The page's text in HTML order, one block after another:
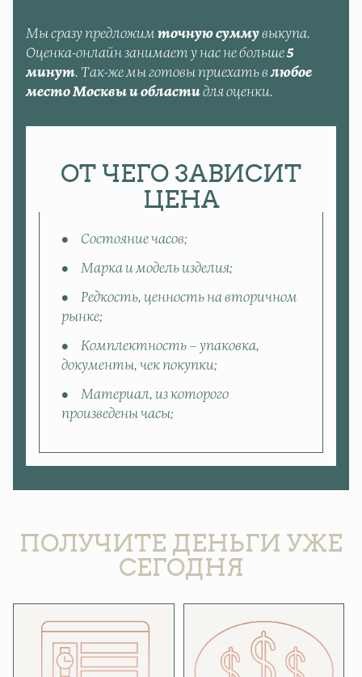
Мы сразу предложим точную суммувыкупа.
Оценка-онлайн занимает у нас не больше5
минут. Так-же мы готовы приехать влюбое
место Москвы и областидля оценки.
ОТ ЧЕГО ЗАВИСИТ
ЦЕНА
Состояние часов;
Марка и модель изделия;
Редкость, ценность на вторичном
рынке;
Комплектность – упаковка,
документы, чек покупки;
Материал, из которого
произведены часы;
ПОЛУЧИТЕ ДЕНЬГИ УЖЕ
СЕГОДНЯ